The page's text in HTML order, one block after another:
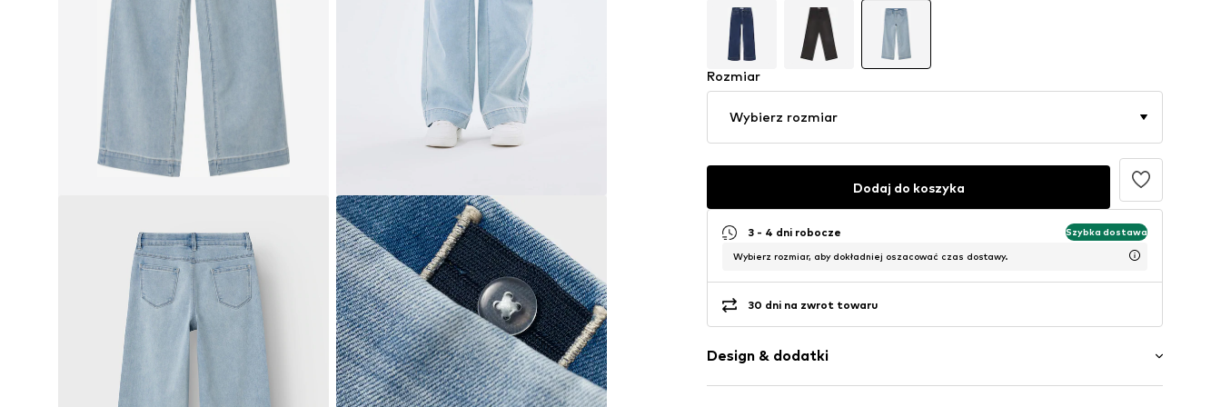
Rozmiar
Wybierz rozmiar
Dodaj do koszyka
3 - 4 dni robocze Szybka dostawa
Wybierz rozmiar, aby dokładniej oszacować czas dostawy.
30 dni na zwrot towaru
Design & dodatki